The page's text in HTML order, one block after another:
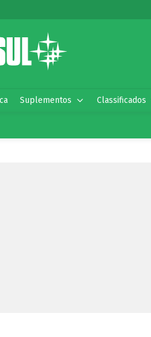
Suplementos Classificados